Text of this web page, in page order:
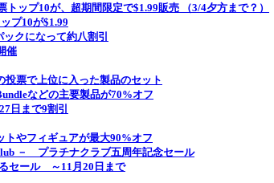
ップ10が、超期間限定で$1.99販売 （3/4夕方まで？）
プ10が$1.99
クになって約八割引
催
票で上位に入った製品のセット
などの主要製品が70%オフ
日まで9割引
やフィギュアが最大90%オフ
－ プラチナクラブ五周年記念セール
セール ～11月20日まで